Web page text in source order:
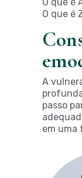
O que é
A
passo
em uma